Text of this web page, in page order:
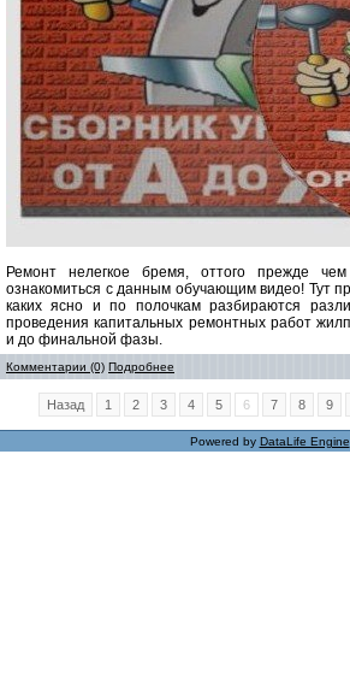
Ремонт нелегкое бремя, оттого прежде
ознакомиться с данным обучающим видео! Тут
каких ясно и по полочкам разбираются
проведения капитальных ремонтных работ
и до финальной фазы.
Комментарии (0) Подробнее
Назад 1 2 3 4 5 6 7 8 9
Powered by DataLife Engine